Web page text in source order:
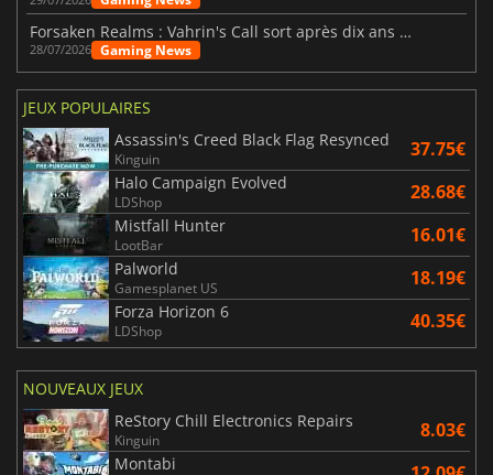
Forsaken Realms : Vahrin's Call sort après dix ans de développement
28/07/2026 Gaming News
JEUX POPULAIRES
Assassin's Creed Black Flag Resynced
Kinguin 37.75€
Halo Campaign Evolved
LDShop 28.68€
Mistfall Hunter
LootBar 16.01€
Palworld
Gamesplanet US 18.19€
Forza Horizon 6
LDShop 40.35€
NOUVEAUX JEUX
ReStory Chill Electronics Repairs
Kinguin 8.03€
Montabi